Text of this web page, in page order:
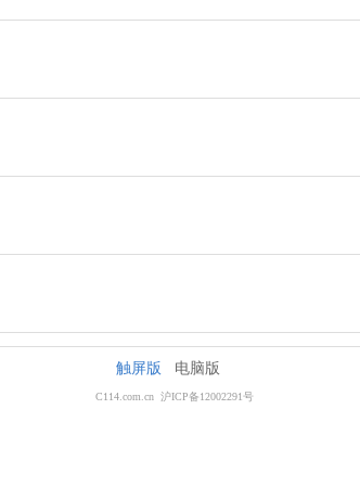
触屏版 电脑版
C114.com.cn 沪ICP备12002291号